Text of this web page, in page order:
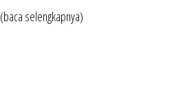
(baca selengkapnya)